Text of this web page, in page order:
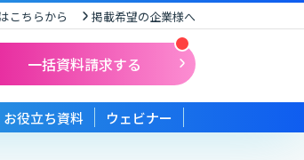
こちらから 掲載希望の企業様へ
一括資料請求する
お役立ち資料 ウェビナー